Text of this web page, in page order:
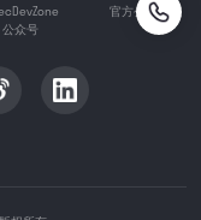
公众号
官方公众号